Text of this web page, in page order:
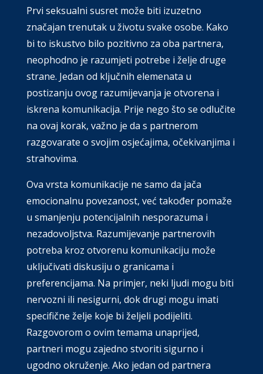
Prvi seksualni susret može biti izuzetno
značajan trenutak u životu svake osobe. Kako
bi to iskustvo bilo pozitivno za oba partnera,
neophodno je razumjeti potrebe i želje druge
strane. Jedan od ključnih elemenata u
postizanju ovog razumijevanja je otvorena i
iskrena komunikacija. Prije nego što se odlučite
na ovaj korak, važno je da s partnerom
razgovarate o svojim osjećajima, očekivanjima i
strahovima.
Ova vrsta komunikacije ne samo da jača
emocionalnu povezanost, već također pomaže
u smanjenju potencijalnih nesporazuma i
nezadovoljstva. Razumijevanje partnerovih
potreba kroz otvorenu komunikaciju može
uključivati diskusiju o granicama i
preferencijama. Na primjer, neki ljudi mogu biti
nervozni ili nesigurni, dok drugi mogu imati
specifične želje koje bi željeli podijeliti.
Razgovorom o ovim temama unaprijed,
partneri mogu zajedno stvoriti sigurno i
ugodno okruženje. Ako jedan od partnera